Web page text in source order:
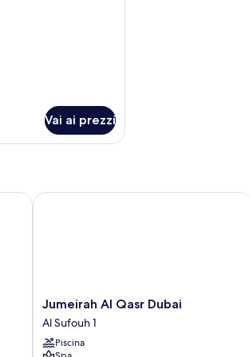
Vai ai prezzi
Jumeirah
Al
Qasr
Dubai
Jumeirah Al Qasr Dubai
Al Sufouh 1
Piscina
Jumeirah Al Qasr Dubai